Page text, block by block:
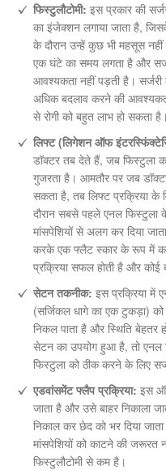
फिस्टुलौटोमी: इस प्रकार की
का इंजेक्शन लगाया जाता है,
के दौरान उन्हें कुछ भी महसूस नहीं
एक घंटे का समय लगता है और
आवश्यकता नहीं पड़ती है। सर्जरी
अधिक बदलाव करने की
से रोगी को बहुत लाभ हो सकता है।
लिफ्ट (लिगेशन ऑफ
डॉक्टर तब देते हैं, जब फिस्टुला
गुजरता है। आमतौर पर जब
सकता है, तब लिफ्ट प्रक्रिया
दौरान सबसे पहले एनल
मांसपेशियों से अलग कर दिया
करके एक फ्लैट स्कार के रूप में
प्रक्रिया सफल होती है और कोई
सेटन तकनीक: इस प्रक्रिया में
(सर्जिकल धागे का एक टुकड़ा)
निकल पाता है और स्थिति बेहतर
सेटन का उपयोग हुआ है, तो एनल
फिस्टुला को ठीक करने के लिए
एडवांसमेंट फ्लैप प्रक्रिया: इस
जाता है और उसे बाहर निकाला
निकाल कर छेद को भर दिया
मांसपेशियों को काटने की जरूरत
फिस्टुलौटोमी से कम है।